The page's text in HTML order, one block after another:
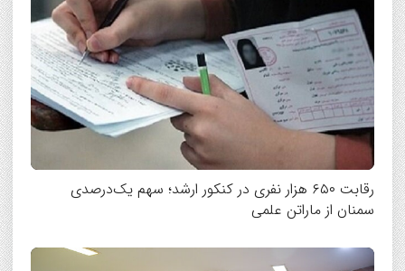
رقابت ۶۵۰ هزار نفری در کنکور ارشد؛ سهم یک‌درصدی
سمنان از ماراتن علمی